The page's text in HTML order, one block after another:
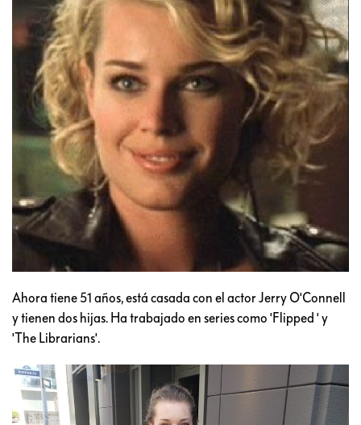
Ahora tiene 51 años, está casada con el actor Jerry O'Connell
y tienen dos hijas. Ha trabajado en series como 'Flipped ' y
'The Librarians'.